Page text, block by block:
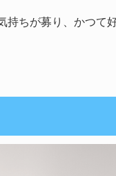
持ちが募り、かつて